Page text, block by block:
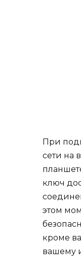
При
сети на
ключ
этом
кроме
вашему